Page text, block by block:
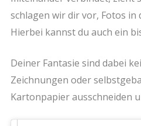
schlagen wir dir vor, Fotos in
Hierbei kannst du auch ein
Deiner Fantasie sind dabei
Zeichnungen oder
Kartonpapier ausschneiden